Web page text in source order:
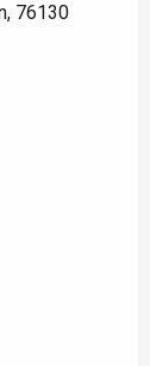
76130